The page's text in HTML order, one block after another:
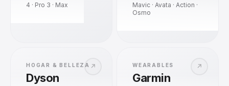
4 · Pro 3 · Max
Mavic · Avata · Action ·
Osmo
↗
HOGAR & BELLEZA
Dyson
↗
WEARABLES
Garmin